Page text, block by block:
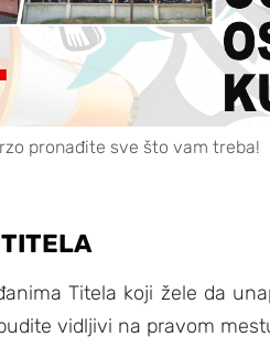
pronađite sve što vam treba!
Titela koji žele da
vidljivi na pravom